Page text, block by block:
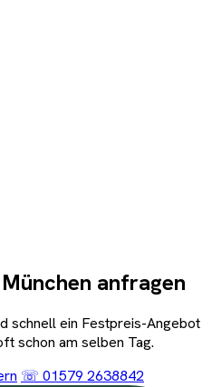
München anfragen
schnell ein Festpreis-Angebot
schon am selben Tag.
☏ 01579 2638842